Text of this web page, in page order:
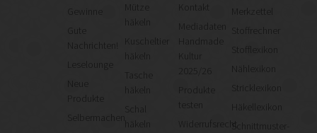
Gute
Nachrichten!
Leselounge
Neue
Produkte
Selbermachen
Mütze
häkeln
Kuscheltier
häkeln
Tasche
häkeln
Kontakt
Mediadaten
Kultur
2025/26
Produkte
testen
Widerrufsrecht
Merkzettel
Stoffrechner
Stofflexikon
Nählexikon
Stricklexikon
Häkellexikon
Schnittmuster-